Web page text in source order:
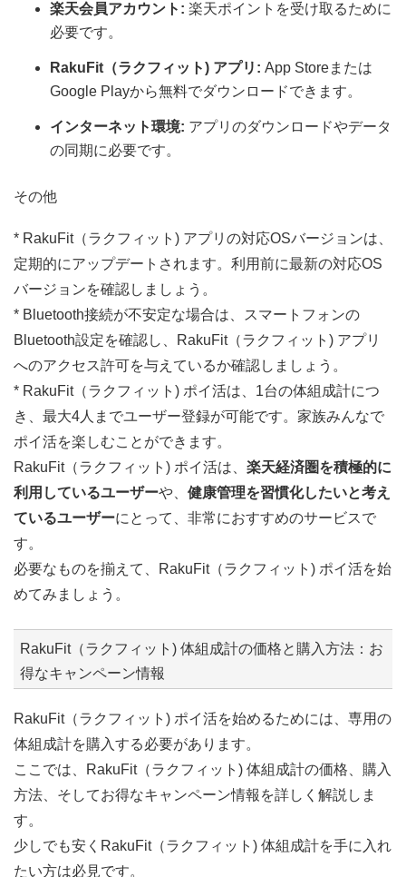
楽天会員アカウント: 楽天ポイントを受け取るために
必要です。
RakuFit（ラクフィット) アプリ: App Storeまたは
Google Playから無料でダウンロードできます。
インターネット環境: アプリのダウンロードやデータ
の同期に必要です。
その他
* RakuFit（ラクフィット) アプリの対応OSバージョンは、
定期的にアップデートされます。利用前に最新の対応OS
バージョンを確認しましょう。
* Bluetooth接続が不安定な場合は、スマートフォンの
Bluetooth設定を確認し、RakuFit（ラクフィット) アプリ
へのアクセス許可を与えているか確認しましょう。
* RakuFit（ラクフィット) ポイ活は、1台の体組成計につ
き、最大4人までユーザー登録が可能です。家族みんなで
ポイ活を楽しむことができます。
RakuFit（ラクフィット) ポイ活は、 楽天経済圏を積極的に
利用しているユーザーや、 健康管理を習慣化したいと考え
ているユーザーにとって、非常におすすめのサービスで
す。
必要なものを揃えて、RakuFit（ラクフィット) ポイ活を始
めてみましょう。
RakuFit（ラクフィット) 体組成計の価格と購入方法：お
得なキャンペーン情報
RakuFit（ラクフィット) ポイ活を始めるためには、専用の
体組成計を購入する必要があります。
ここでは、RakuFit（ラクフィット) 体組成計の価格、購入
方法、そしてお得なキャンペーン情報を詳しく解説しま
す。
少しでも安くRakuFit（ラクフィット) 体組成計を手に入れ
たい方は必見です。